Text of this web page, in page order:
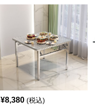
¥8,380 (税込)